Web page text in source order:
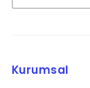
Kurumsal